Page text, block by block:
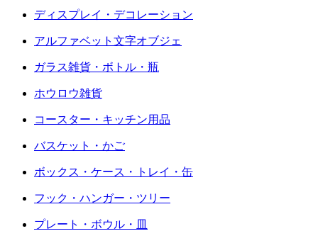
ディスプレイ・デコレーション
アルファベット文字オブジェ
ガラス雑貨・ボトル・瓶
ホウロウ雑貨
コースター・キッチン用品
バスケット・かご
ボックス・ケース・トレイ・缶
フック・ハンガー・ツリー
プレート・ボウル・皿